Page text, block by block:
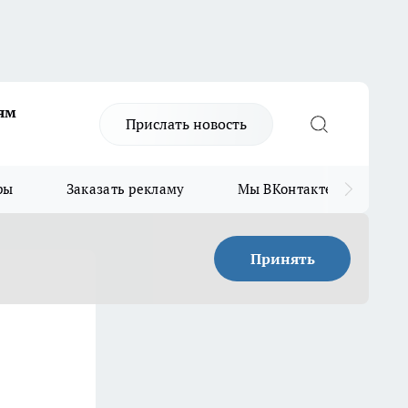
Прислать новость
Заказать рекламу Мы ВКонтакте
Принять